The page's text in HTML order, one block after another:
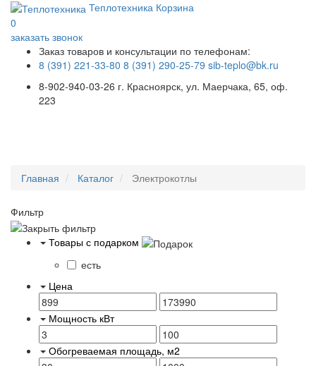
Теплотехника Корзина
0
заказать звонок
Заказ товаров и консультации по телефонам:
8 (391) 221-33-80 8 (391) 290-25-79 sib-teplo@bk.ru
8-902-940-03-26 г. Красноярск, ул. Маерчака, 65, оф.
223
Главная Каталог Электрокотлы
Фильтр
Товары с подарком
есть
Цена
Мощность кВт
Обогреваемая площадь, м2